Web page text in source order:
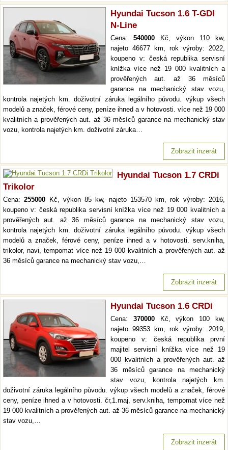
Hyundai Tucson 1.6 T-GDI
N-Line
Cena: 540000 Kč, výkon 110 kw,
najeto 46677 km, rok výroby: 2022,
koupeno v: česká republika servisní
knížka více než 19 000 kvalitních a
prověřených aut. až 36 měsíců
garance na mechanický stav vozu,
kontrola najetých km. doživotní záruka legálního původu. výkup všech
modelů a značek, férové ceny, peníze ihned a v hotovosti. více než 19 000
kvalitních a prověřených aut. až 36 měsíců garance na mechanický stav
vozu, kontrola najetých km. doživotní záruka…
Zobrazit inzerát
Hyundai Tucson 1.7 CRDi
Trikolor
Cena:255000 Kč, výkon 85 kw, najeto 153570 km, rok výroby: 2016,
koupeno v: česká republika servisní knížka více než 19 000 kvalitních a
prověřených aut. až 36 měsíců garance na mechanický stav vozu,
kontrola najetých km. doživotní záruka legálního původu. výkup všech
modelů a značek, férové ceny, peníze ihned a v hotovosti. serv.kniha,
trikolor, navi, tempomat více než 19 000 kvalitních a prověřených aut. až
36 měsíců garance na mechanický stav vozu,…
Zobrazit inzerát
Hyundai Tucson 1.6 CRDi
Cena: 370000Kč, výkon 100 kw,
najeto 99353 km, rok výroby: 2019,
koupeno v: česká republika první
majitel servisní knížka více než 19
000 kvalitních a prověřených aut. až
36 měsíců garance na mechanický
stav vozu, kontrola najetých km.
doživotní záruka legálního původu. výkup všech modelů a značek, férové
ceny, peníze ihned a v hotovosti. čr,1.maj, serv.kniha, tempomat více než
19 000 kvalitních a prověřených aut. až 36 měsíců garance na mechanický
stav vozu,…
Zobrazit inzerát